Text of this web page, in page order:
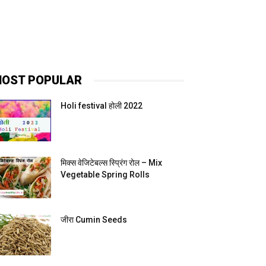
POPULAR
Holi festival होली 2022
मिक्स वेजिटेबल्स स्प्रिंग रोल – Mix
Vegetable Spring Rolls
जीरा Cumin Seeds